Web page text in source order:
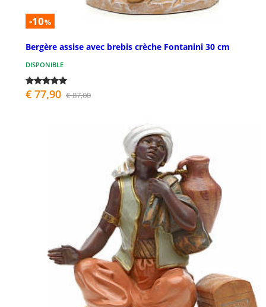
-10%
Bergère assise avec brebis crèche Fontanini 30 cm
DISPONIBLE
€ 77,90 € 87,00